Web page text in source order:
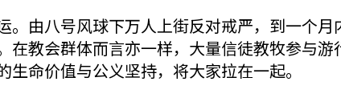
由八号风球下万人上街反对戒严，到一个
教会群体而言亦一样，大量信徒教牧参与游
命价值与公义坚持，将大家拉在一起。